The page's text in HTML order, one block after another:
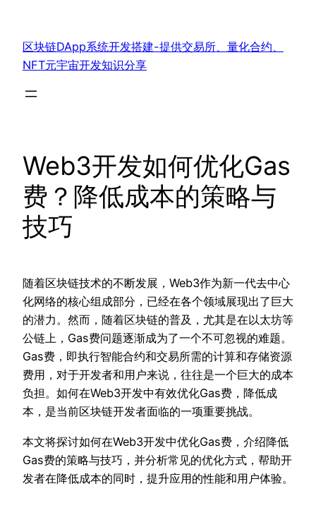
区块链DApp系统开发搭建-提供交易所、量化合约、
NFT元宇宙开发知识分享
Web3开发如何优化Gas
费？降低成本的策略与
技巧
随着区块链技术的不断发展，Web3作为新一代去中心
化网络的核心组成部分，已经在各个领域展现出了巨大
的潜力。然而，随着区块链的普及，尤其是在以太坊等
公链上，Gas费问题逐渐成为了一个不可忽视的难题。
Gas费，即执行智能合约和交易所需的计算和存储资源
费用，对于开发者和用户来说，往往是一个巨大的成本
负担。如何在Web3开发中有效优化Gas费，降低成
本，是当前区块链开发者面临的一项重要挑战。
本文将探讨如何在Web3开发中优化Gas费，介绍降低
Gas费的策略与技巧，并分析常见的优化方式，帮助开
发者在降低成本的同时，提升应用的性能和用户体验。